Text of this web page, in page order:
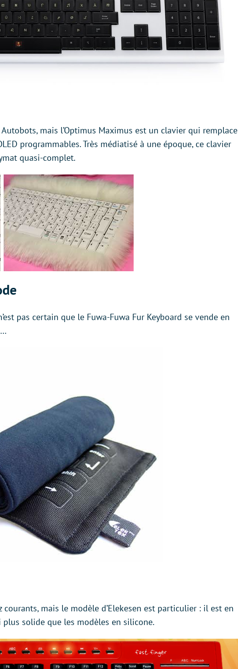
mais l’Optimus Maximus est un clavier qui remplace
programmables. Très médiatisé à une époque, ce clavier
quasi-complet.
pas certain que le Fuwa-Fuwa Fur Keyboard se vende en
courants, mais le modèle d’Elekesen est particulier : il est en
solide que les modèles en silicone.